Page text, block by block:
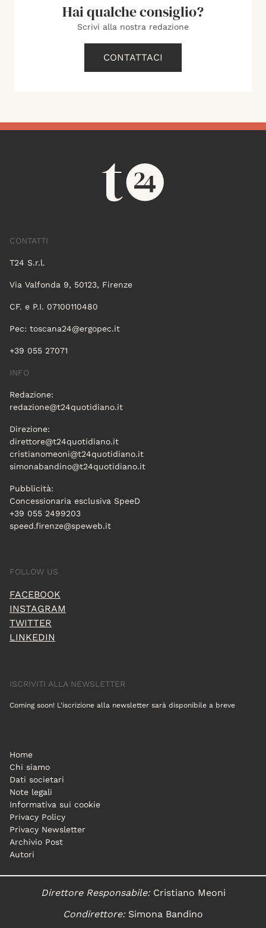
Hai qualche consiglio?
Scrivi alla nostra redazione
CONTATTACI
CONTATTI
T24 S.r.l.
Via Valfonda 9, 50123, Firenze
CF. e P.I. 07100110480
Pec: toscana24@ergopec.it
+39 055 27071
INFO
Redazione:
redazione@t24quotidiano.it
Direzione:
direttore@t24quotidiano.it
cristianomeoni@t24quotidiano.it
simonabandino@t24quotidiano.it
Pubblicità:
Concessionaria esclusiva SpeeD
+39 055 2499203
speed.firenze@speweb.it
FOLLOW US
FACEBOOK
INSTAGRAM
TWITTER
LINKEDIN
ISCRIVITI ALLA NEWSLETTER
Coming soon! L'iscrizione alla newsletter sarà disponibile a breve
Home
Chi siamo
Dati societari
Note legali
Informativa sui cookie
Privacy Policy
Privacy Newsletter
Archivio Post
Autori
Direttore Responsabile:Cristiano Meoni
Condirettore:Simona Bandino